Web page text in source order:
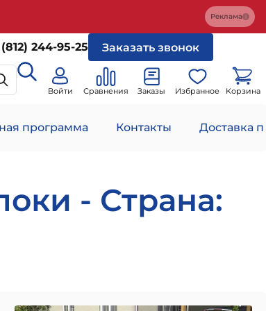
Реклама
244-95-25 Заказать звонок
Войти Сравнения Заказы Избранное Корзина
программа Контакты Доставка
- Страна: